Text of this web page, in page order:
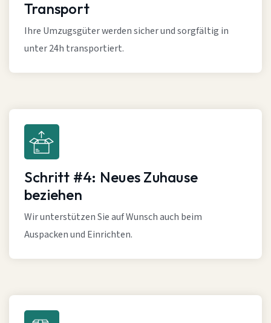
Transport
Ihre Umzugsgüter werden sicher und sorgfältig in
unter 24h transportiert.
Schritt #4: Neues Zuhause
beziehen
Wir unterstützen Sie auf Wunsch auch beim
Auspacken und Einrichten.